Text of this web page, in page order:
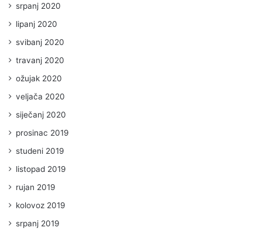
srpanj 2020
lipanj 2020
svibanj 2020
travanj 2020
ožujak 2020
veljača 2020
siječanj 2020
prosinac 2019
studeni 2019
listopad 2019
rujan 2019
kolovoz 2019
srpanj 2019